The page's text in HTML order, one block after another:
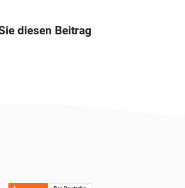
diesen Beitrag